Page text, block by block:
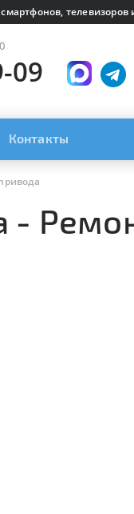
телевизоров
09
Контакты
-